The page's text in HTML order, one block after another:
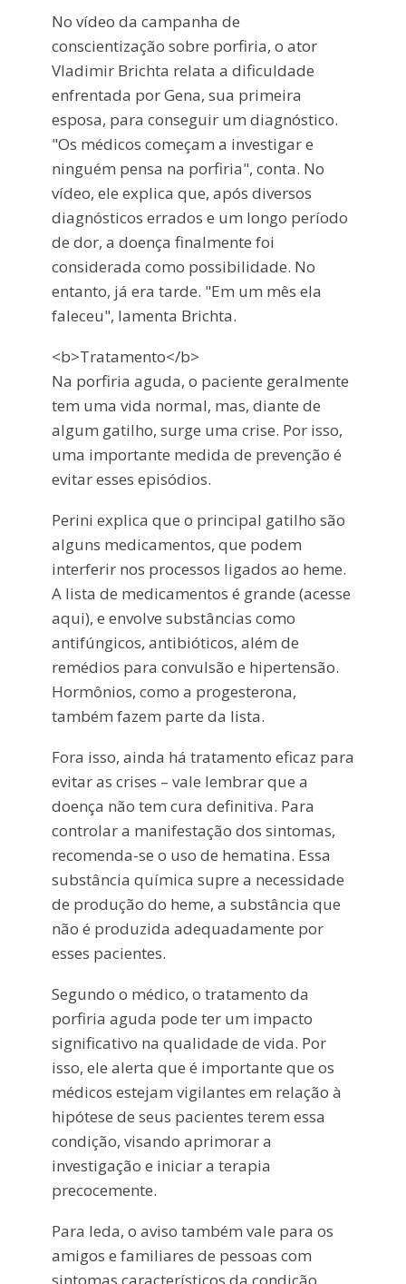
No vídeo da campanha de
conscientização sobre porfiria, o ator
Vladimir Brichta relata a dificuldade
enfrentada por Gena, sua primeira
esposa, para conseguir um diagnóstico.
"Os médicos começam a investigar e
ninguém pensa na porfiria", conta. No
vídeo, ele explica que, após diversos
diagnósticos errados e um longo período
de dor, a doença finalmente foi
considerada como possibilidade. No
entanto, já era tarde. "Em um mês ela
faleceu", lamenta Brichta.
<b>Tratamento</b>
Na porfiria aguda, o paciente geralmente
tem uma vida normal, mas, diante de
algum gatilho, surge uma crise. Por isso,
uma importante medida de prevenção é
evitar esses episódios.
Perini explica que o principal gatilho são
alguns medicamentos, que podem
interferir nos processos ligados ao heme.
A lista de medicamentos é grande (acesse
aqui), e envolve substâncias como
antifúngicos, antibióticos, além de
remédios para convulsão e hipertensão.
Hormônios, como a progesterona,
também fazem parte da lista.
Fora isso, ainda há tratamento eficaz para
evitar as crises – vale lembrar que a
doença não tem cura definitiva. Para
controlar a manifestação dos sintomas,
recomenda-se o uso de hematina. Essa
substância química supre a necessidade
de produção do heme, a substância que
não é produzida adequadamente por
esses pacientes.
Segundo o médico, o tratamento da
porfiria aguda pode ter um impacto
significativo na qualidade de vida. Por
isso, ele alerta que é importante que os
médicos estejam vigilantes em relação à
hipótese de seus pacientes terem essa
condição, visando aprimorar a
investigação e iniciar a terapia
precocemente.
Para Ieda, o aviso também vale para os
amigos e familiares de pessoas com
sintomas característicos da condição.